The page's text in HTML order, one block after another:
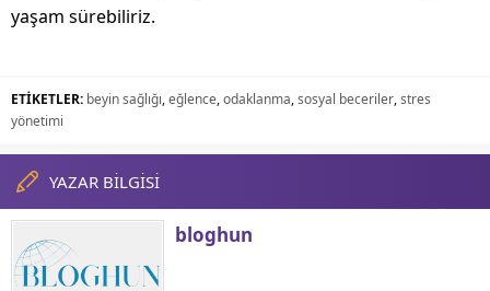
yaşam sürebiliriz.
ETİKETLER: beyin sağlığı,eğlence,odaklanma,sosyal beceriler,stres
yönetimi
YAZAR BİLGİSİ
bloghun